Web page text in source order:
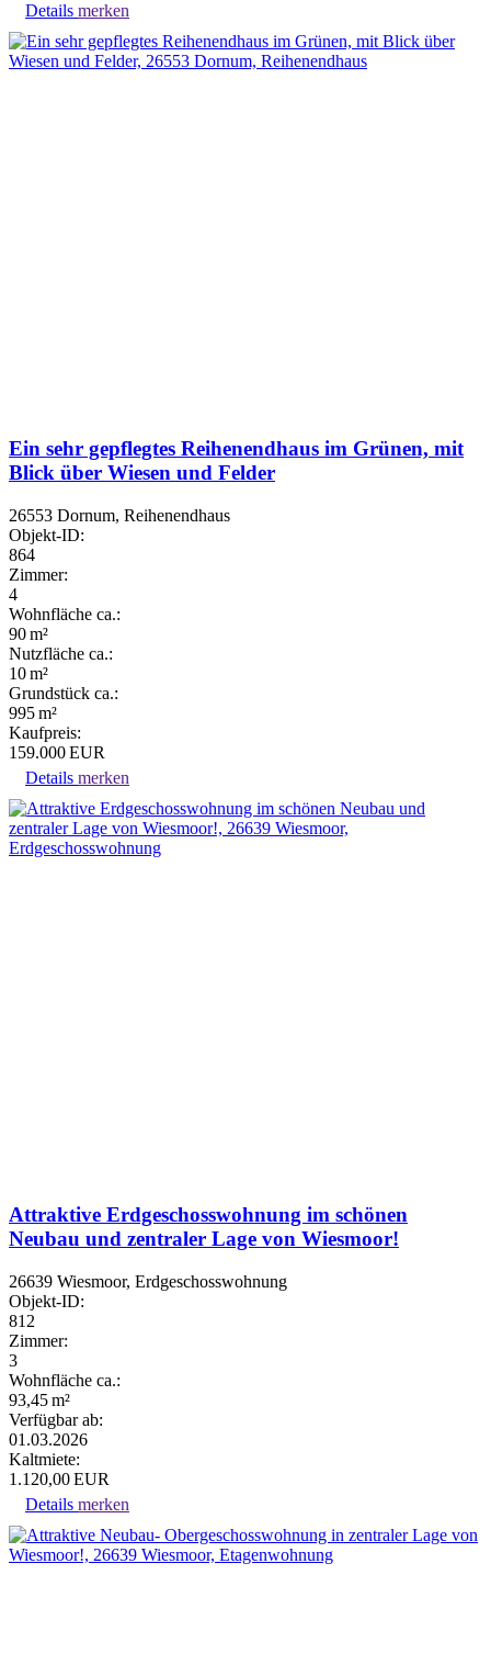
Details merken
Ein sehr gepflegtes Reihenendhaus im Grünen, mit
Blick über Wiesen und Felder
26553 Dornum, Reihenendhaus
Objekt-ID:
864
Zimmer:
4
Wohnfläche ca.:
90 m²
Nutzfläche ca.:
10 m²
Grund­stück ca.:
995 m²
Kaufpreis:
159.000 EUR
Details merken
Attraktive Erdgeschosswohnung im schönen
Neubau und zentraler Lage von Wiesmoor!
26639 Wiesmoor, Erdgeschosswohnung
Objekt-ID:
812
Zimmer:
3
Wohnfläche ca.:
93,45 m²
Verfügbar ab:
01.03.2026
Kaltmiete:
1.120,00 EUR
Details merken